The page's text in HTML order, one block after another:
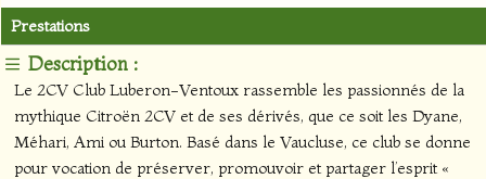
Prestations
Description :
Le 2CV Club Luberon-Ventoux rassemble les passionnés de la
mythique Citroën 2CV et de ses dérivés, que ce soit les Dyane,
Méhari, Ami ou Burton. Basé dans le Vaucluse, ce club se donne
pour vocation de préserver, promouvoir et partager l’esprit «